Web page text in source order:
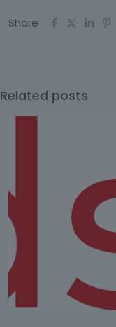
Share
Related posts